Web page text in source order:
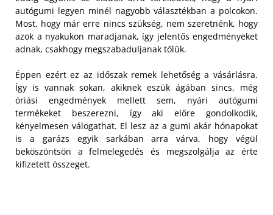
autógumi legyen minél nagyobb választékban a polcokon.
Most, hogy már erre nincs szükség, nem szeretnénk, hogy
azok a nyakukon maradjanak, így jelentős engedményeket
adnak, csakhogy megszabaduljanak tőlük.
Éppen ezért ez az időszak remek lehetőség a vásárlásra.
Így is vannak sokan, akiknek eszük ágában sincs, még
óriási engedmények mellett sem, nyári autógumi
termékeket beszerezni, így aki előre gondolkodik,
kényelmesen válogathat. El lesz az a gumi akár hónapokat
is a garázs egyik sarkában arra várva, hogy végül
beköszöntsön a felmelegedés és megszolgálja az érte
kifizetett összeget.